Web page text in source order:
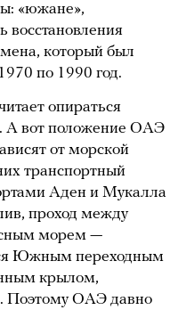
«южане»,
восстановления
который был
по 1990 год.
опираться
А вот положение ОАЭ
от морской
транспортный
Аден и Мукалла
проход между
морем —
Южным переходным
крылом,
Поэтому ОАЭ давно